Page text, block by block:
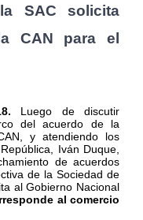
SAC solicita
CAN para el
Luego de discutir
del acuerdo de la
y atendiendo los
Iván Duque,
de acuerdos
de la Sociedad de
al Gobierno Nacional
al comercio